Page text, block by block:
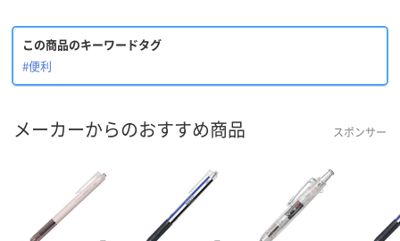
この商品のキーワードタグ
#便利
メーカーからのおすすめ商品 スポンサー